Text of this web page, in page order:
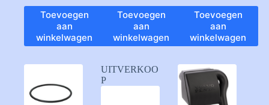
Toevoegen
aan
winkelwagen
Toevoegen
aan
winkelwagen
Toevoegen
aan
winkelwagen
UITVERKOO
P